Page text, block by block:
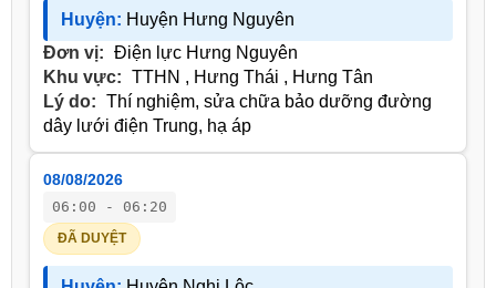
Huyện: Huyện Hưng Nguyên
Đơn vị: Điện lực Hưng Nguyên
Khu vực: TTHN , Hưng Thái , Hưng Tân
Lý do: Thí nghiệm, sửa chữa bảo dưỡng đường
dây lưới điện Trung, hạ áp
08/08/2026
06:00 - 06:20
ĐÃ DUYỆT